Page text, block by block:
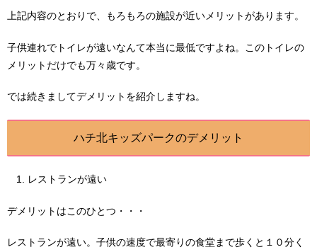
上記内容のとおりで、もろもろの施設が近いメリットがあります。
子供連れでトイレが遠いなんて本当に最低ですよね。このトイレの
メリットだけでも万々歳です。
では続きましてデメリットを紹介しますね。
ハチ北キッズパークのデメリット
レストランが遠い
デメリットはこのひとつ・・・
レストランが遠い。子供の速度で最寄りの食堂まで歩くと１０分く